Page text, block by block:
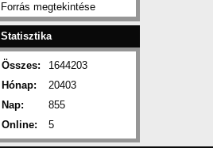
Forrás megtekintése
Statisztika
Online: 5
Összes:
1644203
Hónap:
20403
Nap:
855